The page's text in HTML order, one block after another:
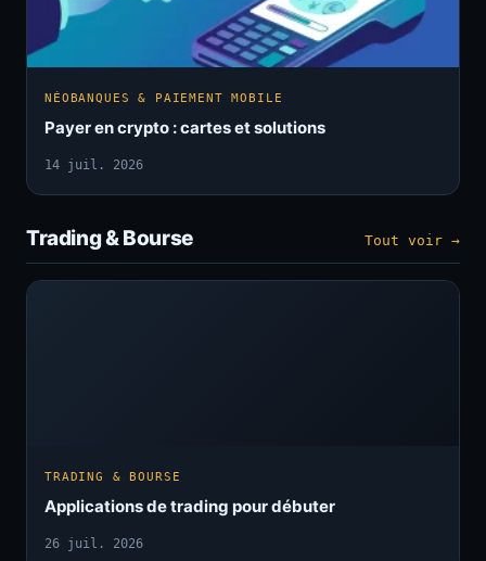
NÉOBANQUES & PAIEMENT MOBILE
Payer en crypto : cartes et solutions
14 juil. 2026
Trading & Bourse Tout voir →
TRADING & BOURSE
Applications de trading pour débuter
26 juil. 2026